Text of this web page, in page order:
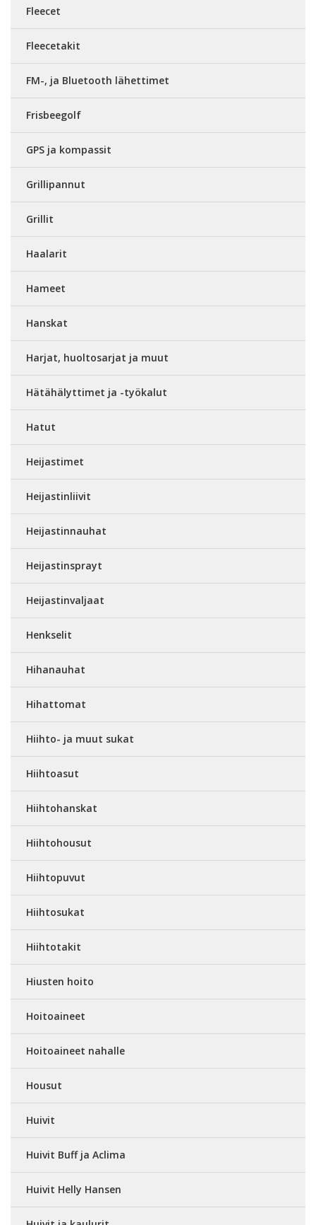
Fleecet
Fleecetakit
FM-, ja Bluetooth lähettimet
Frisbeegolf
GPS ja kompassit
Grillipannut
Grillit
Haalarit
Hameet
Hanskat
Harjat, huoltosarjat ja muut
Hätähälyttimet ja -työkalut
Hatut
Heijastimet
Heijastinliivit
Heijastinnauhat
Heijastinsprayt
Heijastinvaljaat
Henkselit
Hihanauhat
Hihattomat
Hiihto- ja muut sukat
Hiihtoasut
Hiihtohanskat
Hiihtohousut
Hiihtopuvut
Hiihtosukat
Hiihtotakit
Hiusten hoito
Hoitoaineet
Hoitoaineet nahalle
Housut
Huivit
Huivit Buff ja Aclima
Huivit Helly Hansen